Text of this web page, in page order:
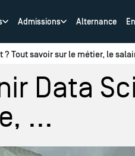
Tout savoir sur le métier, le
Data
...
Admissions Alternance